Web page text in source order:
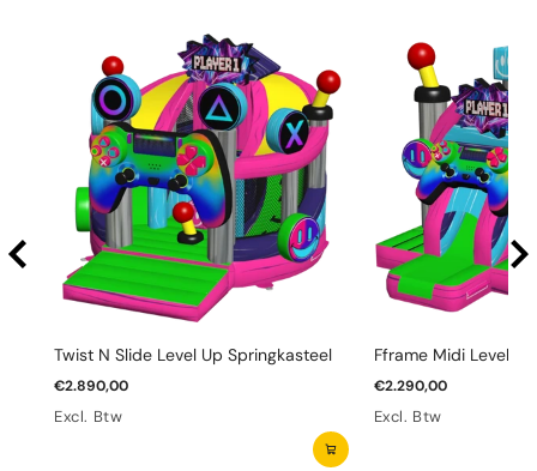
Twist N Slide Level Up Springkasteel
€2.890,00
Excl. Btw
Fframe Midi Level
€2.290,00
Excl. Btw